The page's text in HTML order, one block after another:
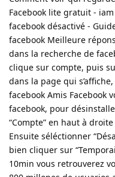
Facebook lite gratuit -
facebook désactivé -
facebook Meilleure
dans la recherche de
clique sur compte, puis
dans la page qui
facebook Amis Facebook
facebook, pour
“Compte” en haut à
Ensuite séléctionner
bien cliquer sur
10min vous retrouverez